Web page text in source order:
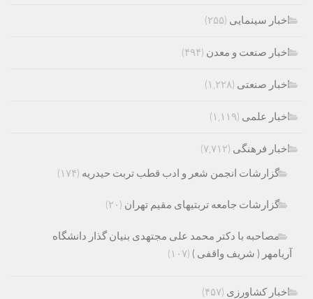
اخبار سینمایی (۲۵۵)
اخبار صنعت و معدن (۴۹۴)
اخبار صنعتی (۱,۲۲۸)
اخبار علمی (۱,۱۱۹)
اخبار فرهنگی (۷,۷۱۲)
گزارشات انجمن شعر و ادب قطب تربت حیدریه (۱۷۴)
گزارشات جامعه تربتیهای مقیم تهران (۲۰)
مصاحبه با دکتر محمد علی مجتهدی بنیان گذار دانشگاه
آریامهر ( شریف واقفی ) (۱۰۷)
اخبار کشاورزی (۴۵۷)